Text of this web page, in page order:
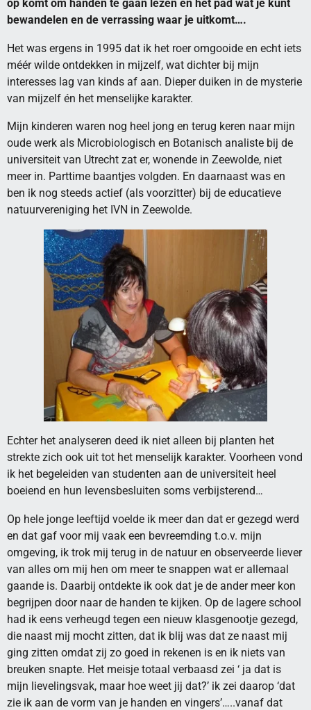
op komt om handen te gaan lezen en het pad wat je kunt
bewandelen en de verrassing waar je uitkomt….
Het was ergens in 1995 dat ik het roer omgooide en echt iets
méér wilde ontdekken in mijzelf, wat dichter bij mijn
interesses lag van kinds af aan. Dieper duiken in de mysterie
van mijzelf én het menselijke karakter.
Mijn kinderen waren nog heel jong en terug keren naar mijn
oude werk als Microbiologisch en Botanisch analiste bij de
universiteit van Utrecht zat er, wonende in Zeewolde, niet
meer in. Parttime baantjes volgden. En daarnaast was en
ben ik nog steeds actief (als voorzitter) bij de educatieve
natuurvereniging het IVN in Zeewolde.
Echter het analyseren deed ik niet alleen bij planten het
strekte zich ook uit tot het menselijk karakter. Voorheen vond
ik het begeleiden van studenten aan de universiteit heel
boeiend en hun levensbesluiten soms verbijsterend…
Op hele jonge leeftijd voelde ik meer dan dat er gezegd werd
en dat gaf voor mij vaak een bevreemding t.o.v. mijn
omgeving, ik trok mij terug in de natuur en observeerde liever
van alles om mij hen om meer te snappen wat er allemaal
gaande is. Daarbij ontdekte ik ook dat je de ander meer kon
begrijpen door naar de handen te kijken. Op de lagere school
had ik eens verheugd tegen een nieuw klasgenootje gezegd,
die naast mij mocht zitten, dat ik blij was dat ze naast mij
ging zitten omdat zij zo goed in rekenen is en ik niets van
breuken snapte. Het meisje totaal verbaasd zei ‘ ja dat is
mijn lievelingsvak, maar hoe weet jij dat?’ ik zei daarop ‘dat
zie ik aan de vorm van je handen en vingers’…..vanaf dat